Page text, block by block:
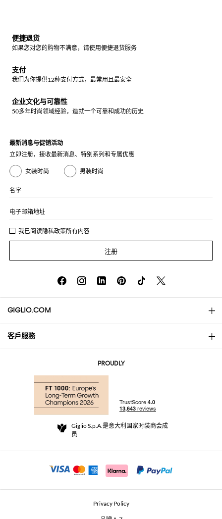
便捷退货
如果您对您的购物不满意，请使用便捷退货服务
支付
我们为你提供12种支付方式，最常用且最安全
企业文化与可靠性
50多年时尚领域经验，造就一个可靠和成功的历史
最新消息与促销活动
立即注册，接收最新消息、特别系列和专属优惠
女装时尚 男装时尚
名字
电子邮箱地址
我已阅读隐私政策所有内容
注册
GIGLIO.COM
About
Community Store
Beauty Seekers VIP Club
客戶服務
退货与退款
For a safe shopping experience
Security Communication
PROUDLY
Giglio S.p.A.是意大利国家时装商会成
员
Privacy Policy